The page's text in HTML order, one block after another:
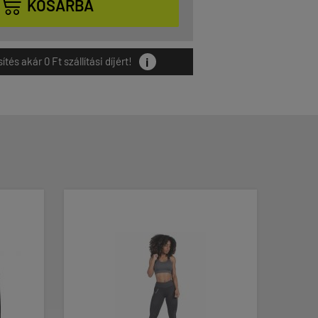
KOSÁRBA
akár 0 Ft szállítási díjért! i